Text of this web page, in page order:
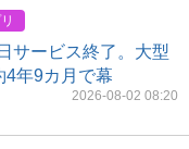
サービス終了。大型
4年9カ月で幕
2026-08-02 08:20